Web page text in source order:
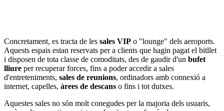
Concretament, es tracta de les sales VIP o "lounge" dels aeroports.
Aquests espais estan reservats per a clients que hagin pagat el bitllet
i disposen de tota classe de comoditats, des de gaudir d'un bufet
lliure per recuperar forces, fins a poder accedir a sales
d'entreteniments, sales de reunions, ordinadors amb connexió a
internet, capelles, àrees de descans o fins i tot dutxes.
Aquestes sales no són molt conegudes per la majoria dels usuaris,